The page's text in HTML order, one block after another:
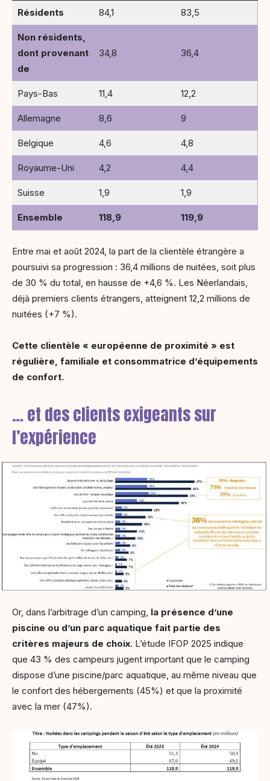
Résidents 84,1 83,5
Non résidents,
dont provenant
de
34,8 36,4
Pays-Bas 11,4 12,2
Allemagne 8,6 9
Belgique 4,6 4,8
Royaume-Uni 4,2 4,4
Suisse 1,9 1,9
Ensemble 118,9 119,9
Entre mai et août 2024, la part de la clientèle étrangère a
poursuivi sa progression : 36,4 millions de nuitées, soit plus
de 30 % du total, en hausse de +4,6 %. Les Néerlandais,
déjà premiers clients étrangers, atteignent 12,2 millions de
nuitées (+7 %).
Cette clientèle « européenne de proximité » est
régulière, familiale et consommatrice d’équipements
de confort.
… et des clients exigeants sur
l’expérience
Or, dans l’arbitrage d’un camping, la présence d’une
piscine ou d’un parc aquatique fait partie des
critères majeurs de choix. L’étude IFOP 2025 indique
que 43 % des campeurs jugent important que le camping
dispose d’une piscine/parc aquatique, au même niveau que
le confort des hébergements (45%) et que la proximité
avec la mer (47%).